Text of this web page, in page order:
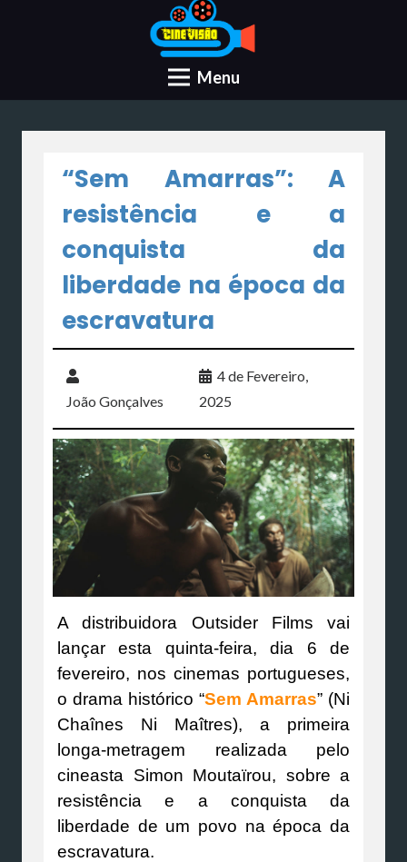
Menu
“Sem Amarras”: A
resistência e a
conquista da
liberdade na época da
escravatura
João Gonçalves
4 de Fevereiro,
2025
A distribuidora Outsider Films vai
lançar esta quinta-feira, dia 6 de
fevereiro, nos cinemas portugueses,
o drama histórico “Sem Amarras” (Ni
Chaînes Ni Maîtres), a primeira
longa-metragem realizada pelo
cineasta Simon Moutaïrou, sobre a
resistência e a conquista da
liberdade de um povo na época da
escravatura.